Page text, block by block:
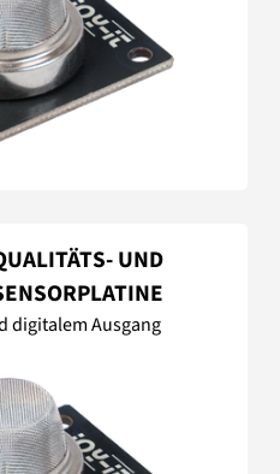
UND
digitalem Ausgang